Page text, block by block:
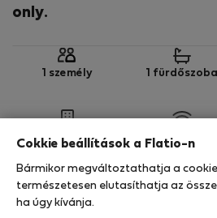
only.
1 személy 1 fürdőszoba
StayProtection Stay
Az Ön tartózkodását ebben az
Cokkie beállítások a Flatio-n
Bármikor megváltoztathatja a
természetesen elutasíthatja az
ha úgy kívánja.